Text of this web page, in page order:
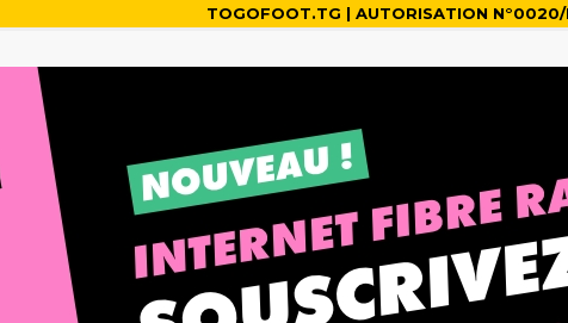
TOGOFOOT.TG | AUTORISATION